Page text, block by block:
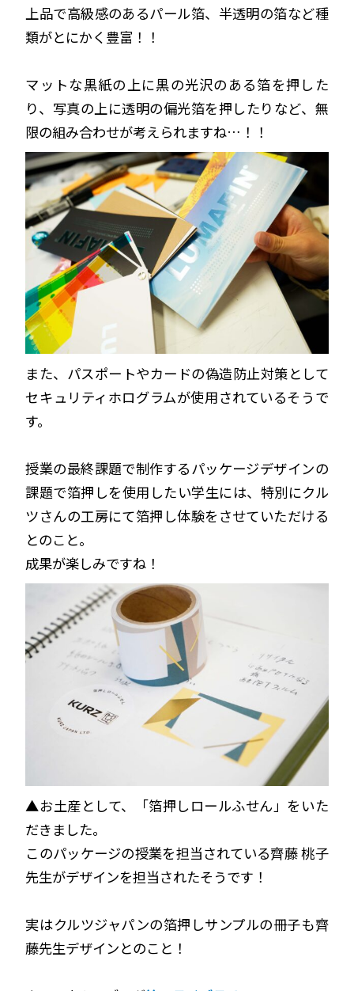
上品で高級感のあるパール箔、半透明の箔など種
類がとにかく豊富！！
マットな黒紙の上に黒の光沢のある箔を押した
り、写真の上に透明の偏光箔を押したりなど、無
限の組み合わせが考えられますね…！！
また、パスポートやカードの偽造防止対策として
セキュリティホログラムが使用されているそうで
す。
授業の最終課題で制作するパッケージデザインの
課題で箔押しを使用したい学生には、特別にクル
ツさんの工房にて箔押し体験をさせていただける
とのこと。
成果が楽しみですね！
▲お土産として、「箔押しロールふせん」をいた
だきました。
このパッケージの授業を担当されている齊藤 桃子
先生がデザインを担当されたそうです！
実はクルツジャパンの箔押しサンプルの冊子も齊
藤先生デザインとのこと！